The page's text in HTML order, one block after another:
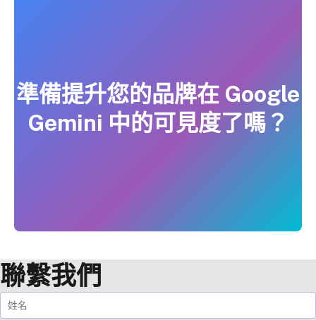
準備提升您的品牌在 Google
Gemini 中的可見度了嗎？
聯繫我們